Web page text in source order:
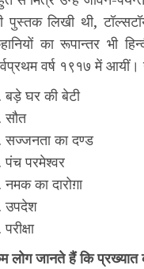
पुस्तक लिखी थी,
का रूपान्तर भी
वर्ष १९१७ में आयीं।
बड़े घर की बेटी
सौत
सज्जनता का दण्ड
पंच परमेश्वर
नमक का दारोग़ा
उपदेश
लोग जानते हैं कि